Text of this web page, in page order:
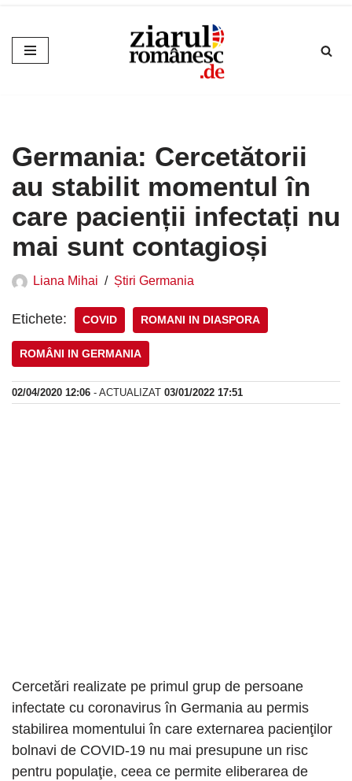
Sari
la
Germania: Cercetătorii
au stabilit momentul în
care pacienții infectați nu
mai sunt contagioși
Liana Mihai Știri Germania
Etichete: COVID ROMANI IN DIASPORA
ROMÂNI IN GERMANIA
02/04/2020 12:06 - ACTUALIZAT 03/01/2022 17:51
Cercetări realizate pe primul grup de persoane
infectate cu coronavirus în Germania au permis
stabilirea momentului în care externarea pacienţilor
bolnavi de COVID-19 nu mai presupune un risc
pentru populaţie, ceea ce permite eliberarea de